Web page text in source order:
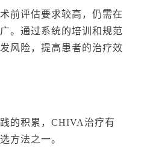
前评估要求较高，仍需在
。通过系统的培训和规范
风险，提高患者的治疗效
的积累，CHIVA治疗有
方法之一。